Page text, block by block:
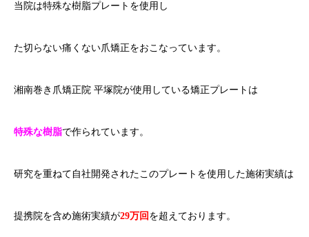
当院は特殊な樹脂プレートを使用し
た切らない痛くない爪矯正をおこなっています。
湘南巻き爪矯正院 平塚院が使用している矯正プレートは
特殊な樹脂で作られています。
研究を重ねて自社開発されたこのプレートを使用した施術実績は
提携院を含め施術実績が29万回 を超えております。